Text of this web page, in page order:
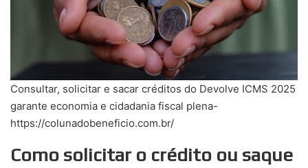
Consultar, solicitar e sacar créditos do Devolve ICMS 2025
garante economia e cidadania fiscal plena-
https://colunadobeneficio.com.br/
Como solicitar o crédito ou saque